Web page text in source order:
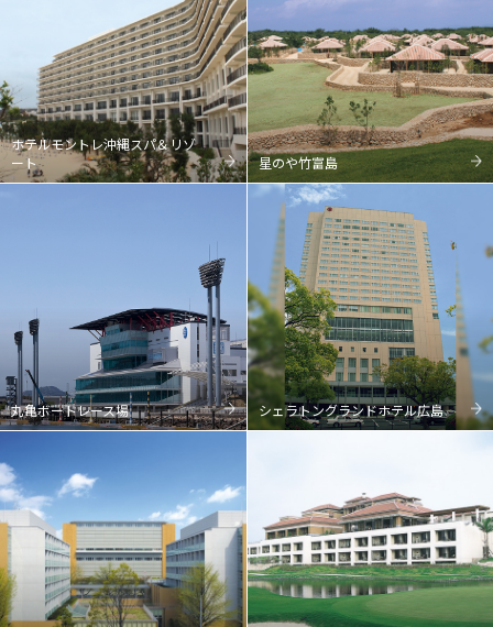
ホテルモントレ沖縄スパ＆リゾ
ート
星のや竹富島
丸亀ボートレース場 シェラトングランドホテル広島